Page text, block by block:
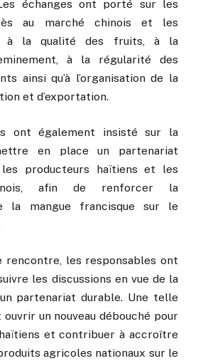
échanges ont porté sur les
au marché chinois et les
à la qualité des fruits, à la
à la régularité des
ainsi qu’à l’organisation de la
et d’exportation.
ont également insisté sur la
en place un partenariat
producteurs haïtiens et les
afin de renforcer la
la mangue francisque sur le
rencontre, les responsables ont
les discussions en vue de la
partenariat durable. Une telle
un nouveau débouché pour
et contribuer à accroître
agricoles nationaux sur le